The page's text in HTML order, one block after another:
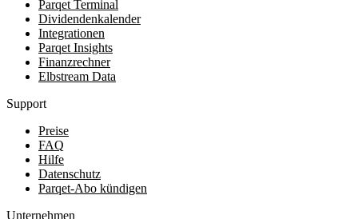
Parqet Terminal
Dividendenkalender
Integrationen
Parqet Insights
Finanzrechner
Elbstream Data
Support
Preise
FAQ
Hilfe
Datenschutz
Parqet-Abo kündigen
Unternehmen